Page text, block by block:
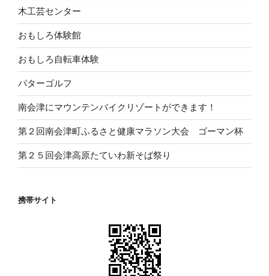
木工芸センター
おもしろ体験館
おもしろ自転車体験
パターゴルフ
南会津にマウンテンバイクリゾートができます！
第２回南会津町ふるさと健康マラソン大会 ゴーマン杯
第２５回会津高原たていわ新そば祭り
携帯サイト